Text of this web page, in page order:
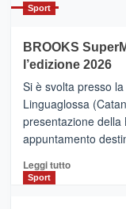
con
la
Al
via
i
Sport
BROOKS
l’edizione 2026
Si è svolta presso
Linguaglossa
presentazione della
appuntamento
Leggi tuttoLeggi
Sport